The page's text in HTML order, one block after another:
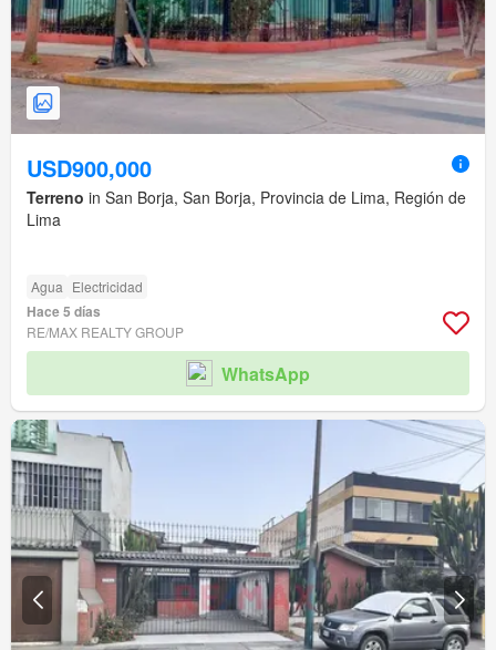
USD900,000
Terreno in San Borja, San Borja, Provincia de Lima, Región de
Lima
Agua Electricidad
Hace 5 días
RE/MAX REALTY GROUP
WhatsApp